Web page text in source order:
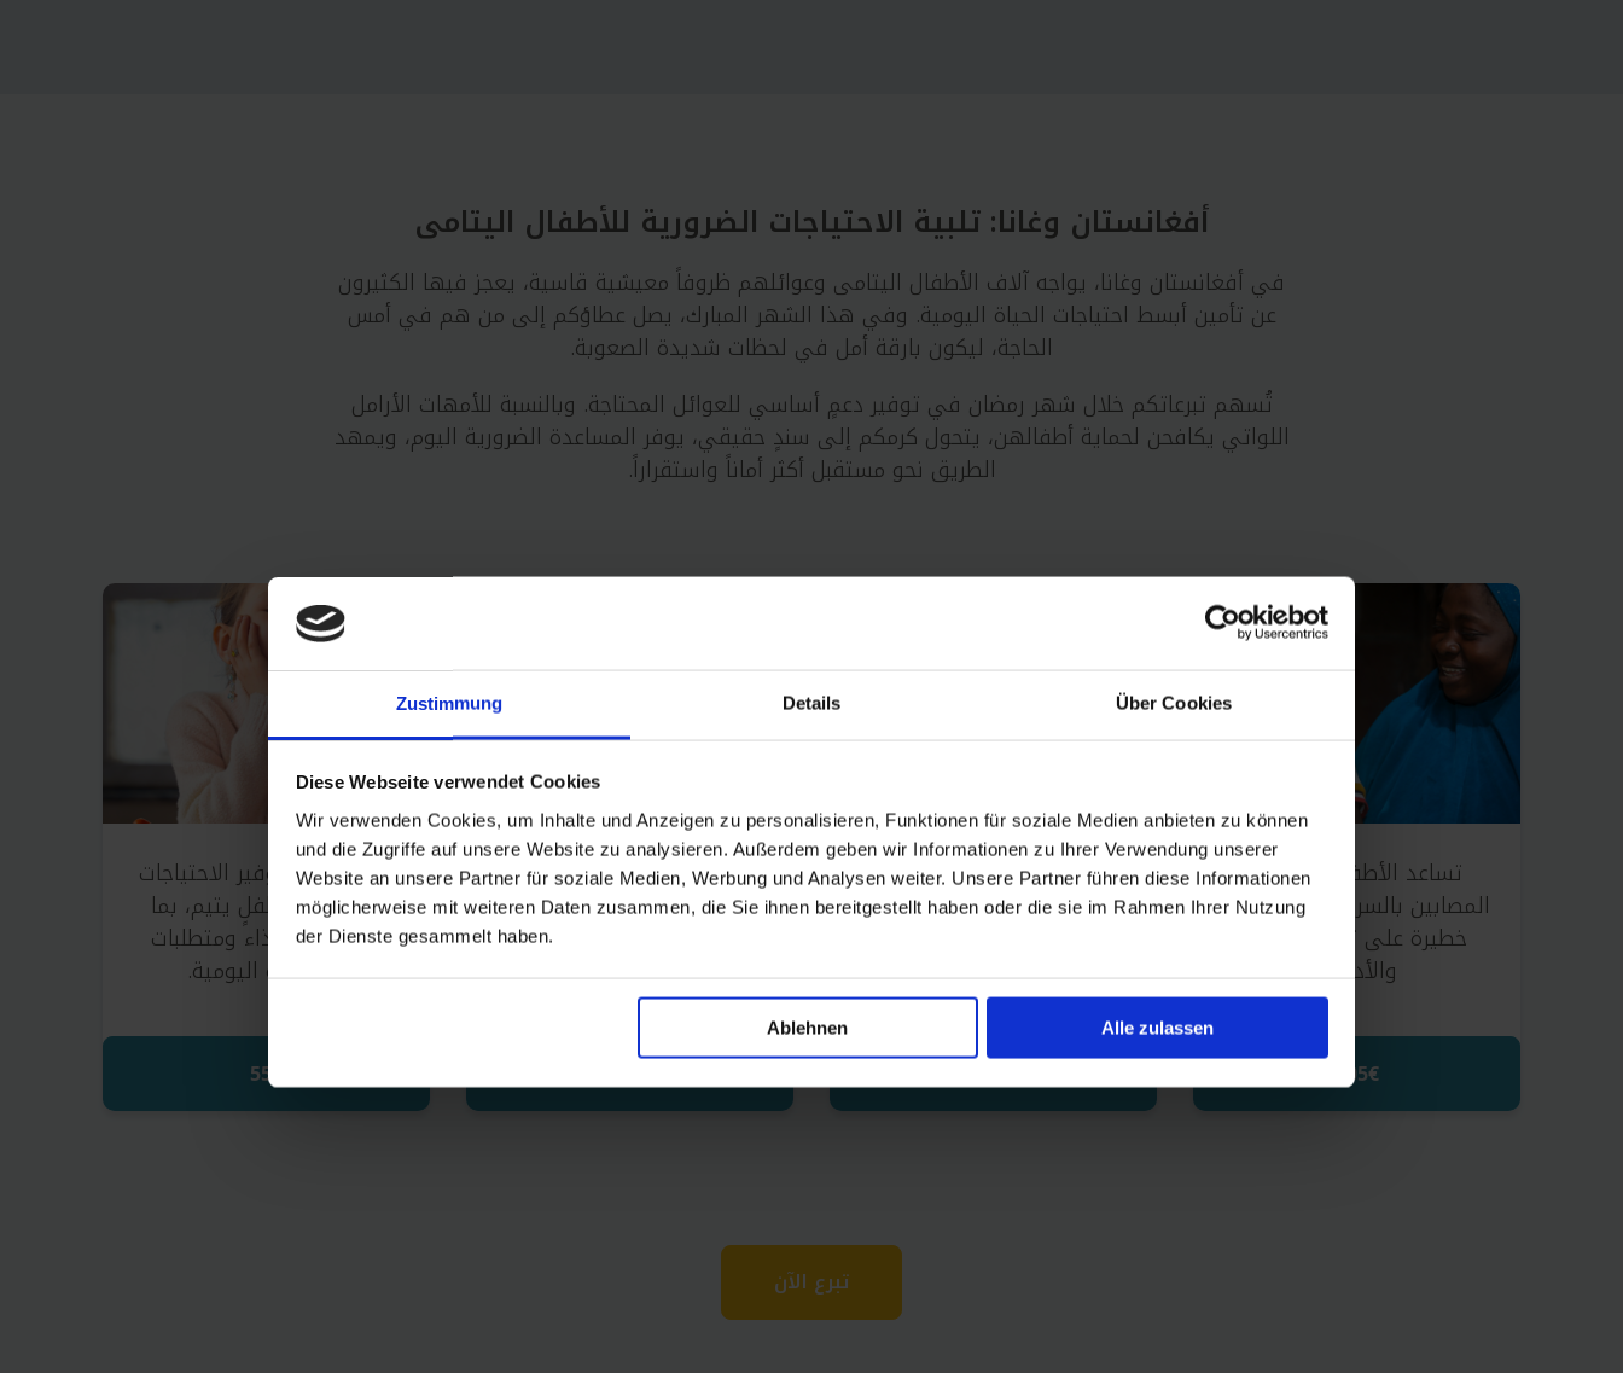
Zustimmung Details Über Cookies
Diese Webseite verwendet Cookies
Wir verwenden Cookies, um Inhalte und Anzeigen zu personalisieren, Funktionen für soziale Medien anbieten zu können
und die Zugriffe auf unsere Website zu analysieren. Außerdem geben wir Informationen zu Ihrer Verwendung unserer
Website an unsere Partner für soziale Medien, Werbung und Analysen weiter. Unsere Partner führen diese Informationen
möglicherweise mit weiteren Daten zusammen, die Sie ihnen bereitgestellt haben oder die sie im Rahmen Ihrer Nutzung
der Dienste gesammelt haben.
Ablehnen Alle zulassen
أفغانستان وغانا: تلبية الاحتياجات الضرورية للأطفال اليتامى
في أفغانستان وغانا، يواجه آلاف الأطفال اليتامى وعوائلهم ظروفاً معيشية قاسية، يعجز فيها الكثيرون
عن تأمين أبسط احتياجات الحياة اليومية. وفي هذا الشهر المبارك، يصل عطاؤكم إلى من هم في أمس
الحاجة، ليكون بارقة أمل في لحظات شديدة الصعوبة.
تُسهم تبرعاتكم خلال شهر رمضان في توفير دعمٍ أساسي للعوائل المحتاجة. وبالنسبة للأمهات الأرامل
اللواتي يكافحن لحماية أطفالهن، يتحول كرمكم إلى سندٍ حقيقي، يوفر المساعدة الضرورية اليوم، ويمهد
الطريق نحو مستقبل أكثر أماناً واستقراراً.
تسهم في توفير الاحتياجات
الأساسية لطفلٍ يتيم، بما
في ذلك الغذاء ومتطلبات
المعيشة اليومية.
55€
تتيح لطفلٍ يتيم من ذوي
الإعاقة الحصول على دعمٍ
ضروري للحركة أو رعاية طبية
أساسية.
تسهم في تغطية الرسوم
الدراسية لطفلٍ يتيم لمدة
تساعد الأطفال اليتامى
المصابين بالسرطان أو بأمراض
خطيرة على تلقي العلاج
والأدوية.
205€
تبرع الآن